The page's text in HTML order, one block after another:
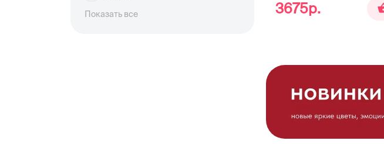
Показать все 3675р.